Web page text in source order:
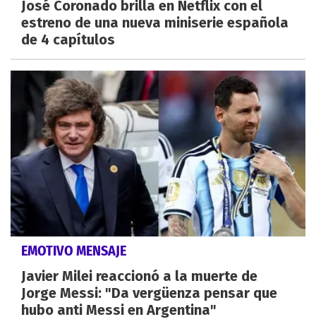
José Coronado brilla en Netflix con el
estreno de una nueva miniserie española
de 4 capítulos
EMOTIVO MENSAJE
Javier Milei reaccionó a la muerte de
Jorge Messi: "Da vergüenza pensar que
hubo anti Messi en Argentina"